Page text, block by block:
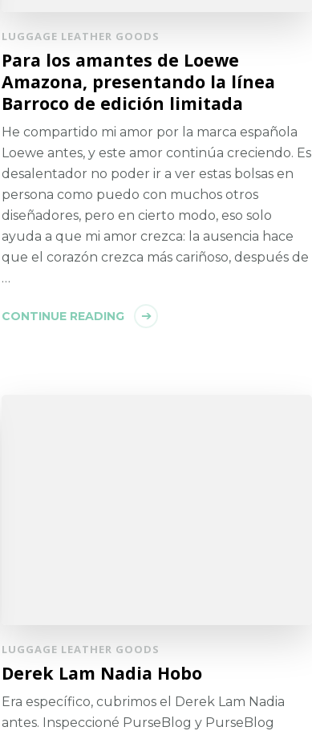
LUGGAGE LEATHER GOODS
Para los amantes de Loewe
Amazona, presentando la línea
Barroco de edición limitada
He compartido mi amor por la marca española
Loewe antes, y este amor continúa creciendo. Es
desalentador no poder ir a ver estas bolsas en
persona como puedo con muchos otros
diseñadores, pero en cierto modo, eso solo
ayuda a que mi amor crezca: la ausencia hace
que el corazón crezca más cariñoso, después de
…
CONTINUE READING
LUGGAGE LEATHER GOODS
Derek Lam Nadia Hobo
Era específico, cubrimos el Derek Lam Nadia
antes. Inspeccioné PurseBlog y PurseBlog